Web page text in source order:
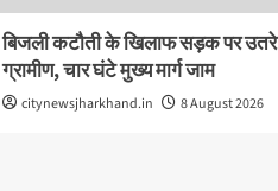
बिजली कटौती के खिलाफ सड़क पर उतरे
ग्रामीण, चार घंटे मुख्य मार्ग जाम
citynewsjharkhand.in 8 August 2026